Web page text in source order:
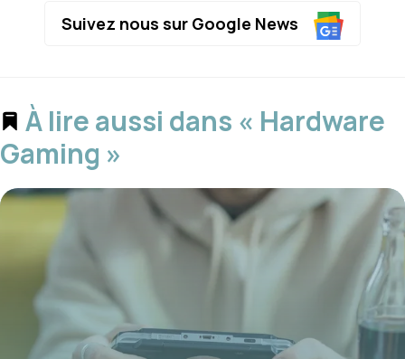
Suivez nous sur Google News
À lire aussi dans « Hardware
Gaming »